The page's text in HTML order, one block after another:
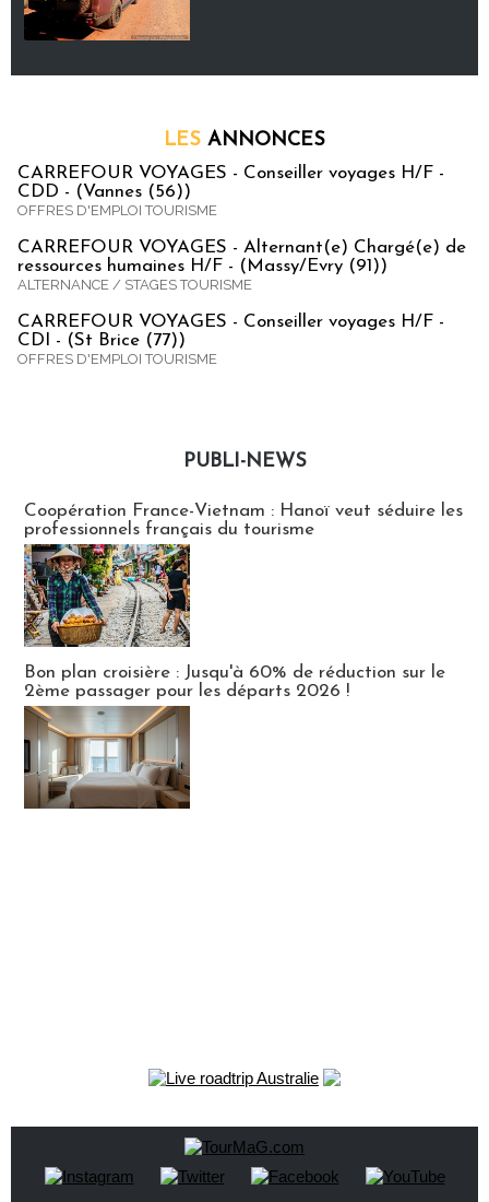
LES ANNONCES
CARREFOUR VOYAGES - Conseiller voyages H/F -
CDD - (Vannes (56))
OFFRES D'EMPLOI TOURISME
CARREFOUR VOYAGES - Alternant(e) Chargé(e) de
ressources humaines H/F - (Massy/Evry (91))
ALTERNANCE / STAGES TOURISME
CARREFOUR VOYAGES - Conseiller voyages H/F -
CDI - (St Brice (77))
OFFRES D'EMPLOI TOURISME
PUBLI-NEWS
Coopération France-Vietnam : Hanoï veut séduire les
professionnels français du tourisme
Bon plan croisière : Jusqu'à 60% de réduction sur le
2ème passager pour les départs 2026 !